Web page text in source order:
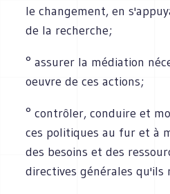
le changement, en
de la recherche;
° assurer la médiation
oeuvre de ces actions;
° contrôler, conduire et
ces politiques au fur et à
des besoins et des
directives générales qu'ils